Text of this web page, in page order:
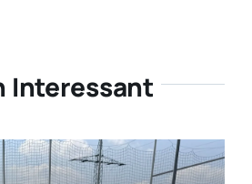
Interessant